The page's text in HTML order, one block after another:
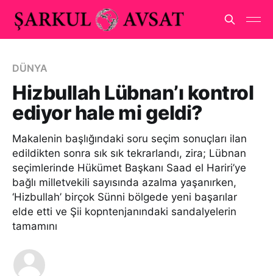
DÜNYA
Hizbullah Lübnan’ı kontrol
ediyor hale mi geldi?
Makalenin başlığındaki soru seçim sonuçları ilan
edildikten sonra sık sık tekrarlandı, zira; Lübnan
seçimlerinde Hükümet Başkanı Saad el Hariri’ye
bağlı milletvekili sayısında azalma yaşanırken,
‘Hizbullah’ birçok Sünni bölgede yeni başarılar
elde etti ve Şii kopntenjanındaki sandalyelerin
tamamını